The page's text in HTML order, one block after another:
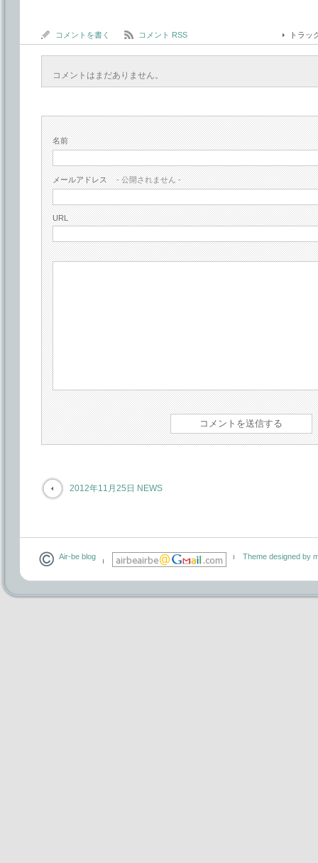
コメントを書く コメント RSS トラ
コメントはまだありません。
名前
メールアドレス - 公開されません -
URL
2012年11月25日 NEWS
Air-be blog Theme designed by